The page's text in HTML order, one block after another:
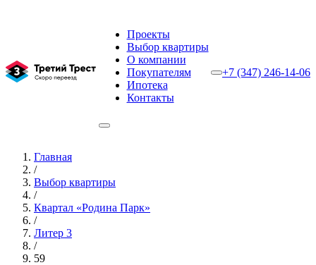
Проекты
Выбор квартиры
О компании
Покупателям
Ипотека
Контакты
+7 (347) 246-14-06
Главная
/
Выбор квартиры
/
Квартал «Родина Парк»
/
Литер 3
/
59